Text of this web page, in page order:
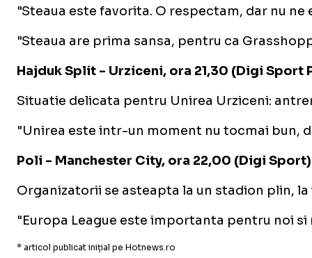
"Steaua este favorita. O respectam, dar nu
"Steaua are prima sansa, pentru ca
Hajduk Split - Urziceni, ora 21,30 (Digi Sport
Situatie delicata pentru Unirea Urziceni:
"Unirea este intr-un moment nu tocmai bun,
Poli - Manchester City, ora 22,00 (Digi Sport)
Organizatorii se asteapta la un stadion plin,
"Europa League este importanta pentru noi
* articol publicat inițial pe Hotnews.ro